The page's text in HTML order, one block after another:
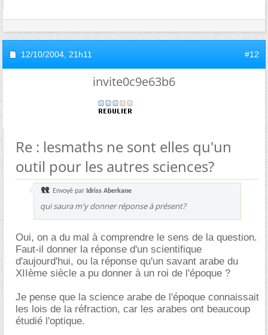
12/10/2004, 21h11 #12
invite0c9e63b6
Re : lesmaths ne sont elles qu'un
outil pour les autres sciences?
Envoyé par Idriss Aberkane
qui saura m'y donner réponse à présent?
Oui, on a du mal à comprendre le sens de la question.
Faut-il donner la réponse d'un scientifique
d'aujourd'hui, ou la réponse qu'un savant arabe du
XIIème siècle a pu donner à un roi de l'époque ?
Je pense que la science arabe de l'époque connaissait
les lois de la réfraction, car les arabes ont beaucoup
étudié l'optique.